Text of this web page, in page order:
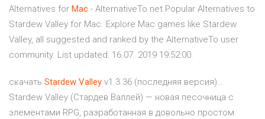
Alternatives for Mac - AlternativeTo.net Popular Alternatives to
Stardew Valley for Mac. Explore Mac games like Stardew
Valley, all suggested and ranked by the AlternativeTo user
community. List updated: 16.07. 2019 19:52:00.
скачать Stardew Valley v1.3.36 (последняя версия)…
Stardew Valley (Стардев Валлей) — новая песочница с
элементами RPG, разработанная в довольно простом